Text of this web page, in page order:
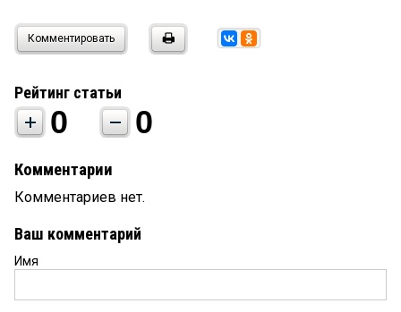
Комментировать
Рейтинг статьи
0 0
Комментарии
Комментариев нет.
Ваш комментарий
Имя